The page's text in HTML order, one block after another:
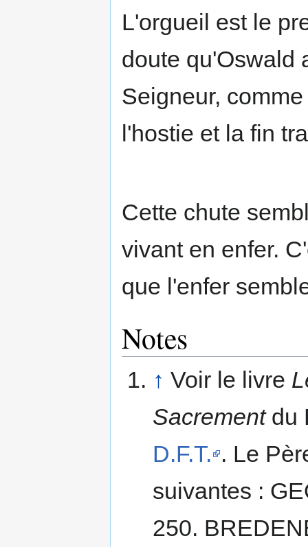
L'orgueil est le
doute qu'Oswald
Seigneur,
l'hostie et la fin
Cette chute
vivant en enfer.
que l'enfer
Notes
↑ Voir le livre
Sacrementdu
D.F.T. . Le
suivantes :
250.